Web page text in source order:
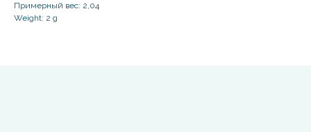
Примерный вес: 2,04
Weight: 2 g